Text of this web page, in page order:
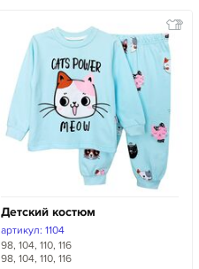
Детский костюм
артикул: 1104
98, 104, 110, 116
98, 104, 110, 116